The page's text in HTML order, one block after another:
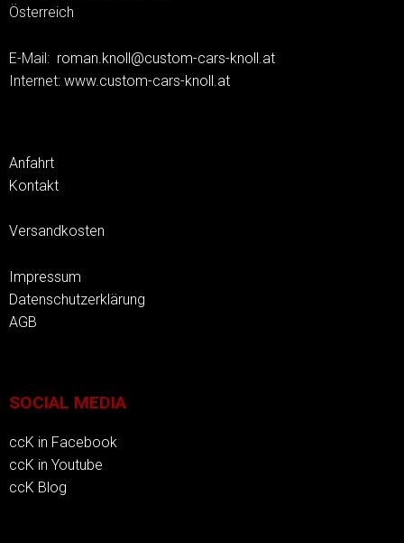
Österreich
E-Mail: roman.knoll@custom-cars-knoll.at
Internet: www.custom-cars-knoll.at
Anfahrt
Kontakt
Versandkosten
Impressum
Datenschutzerklärung
AGB
SOCIAL MEDIA
ccK in Facebook
ccK in Youtube
ccK Blog